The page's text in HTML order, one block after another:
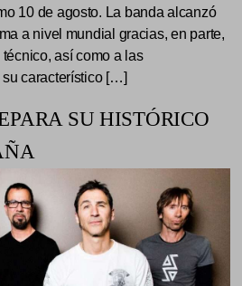
10 de agosto. La banda alcanzó
a nivel mundial gracias, en parte,
así como a las
característico […]
SU HISTÓRICO